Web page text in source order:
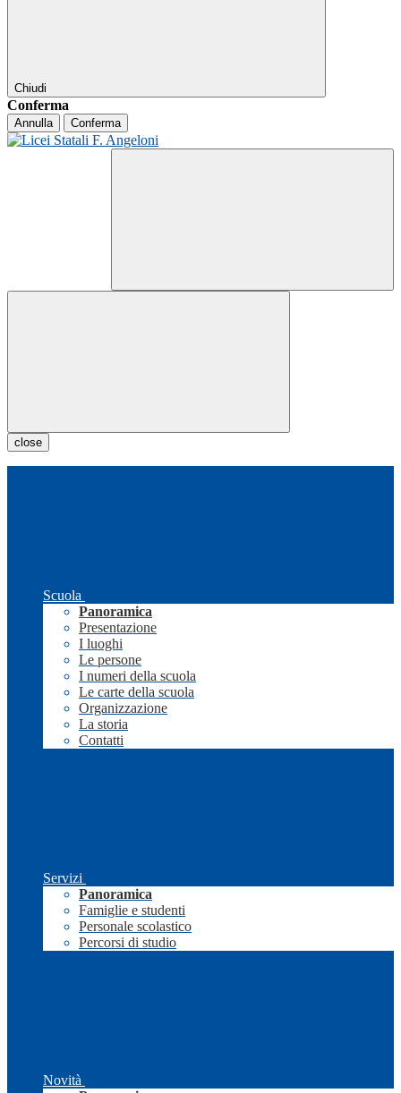
Chiudi
Conferma
Annulla Conferma
close
Scuola
Panoramica
Presentazione
I luoghi
Le persone
I numeri della scuola
Le carte della scuola
Organizzazione
La storia
Contatti
Servizi
Panoramica
Famiglie e studenti
Personale scolastico
Percorsi di studio
Novità